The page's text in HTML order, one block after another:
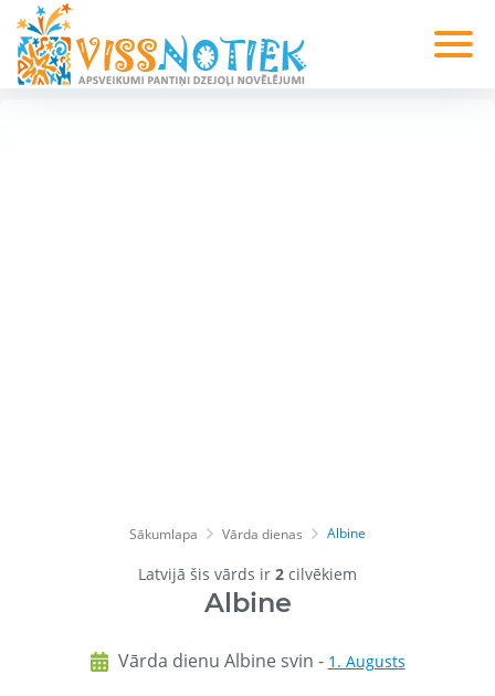
Sākumlapa Vārda dienas Albine
Latvijā šis vārds ir 2 cilvēkiem
Albine
Vārda dienu Albine svin - 1. Augusts